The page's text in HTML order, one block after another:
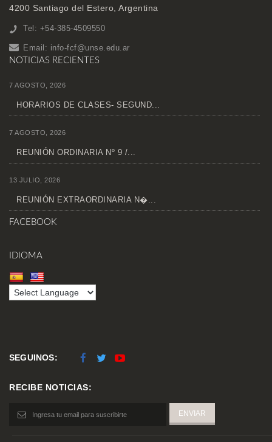
4200 Santiago del Estero, Argentina
Tel: +54-385-4509550
Email: info-fcf@unse.edu.ar
NOTICIAS RECIENTES
7 AGOSTO, 2026
HORARIOS DE CLASES- SEGUND...
7 AGOSTO, 2026
REUNIÓN ORDINARIA Nº 9 /...
13 JULIO, 2026
REUNIÓN EXTRAORDINARIA N�...
FACEBOOK
IDIOMA
SEGUINOS:
RECIBE NOTICIAS: